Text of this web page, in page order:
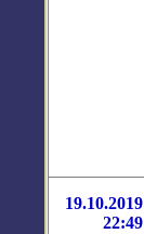
19.10.2019
22:49